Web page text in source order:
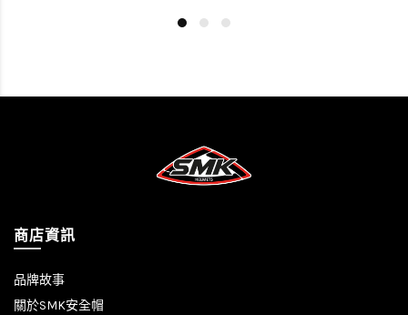
商店資訊
品牌故事
關於SMK安全帽